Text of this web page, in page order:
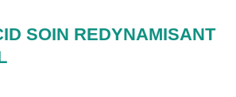
SOIN REDYNAMISANT